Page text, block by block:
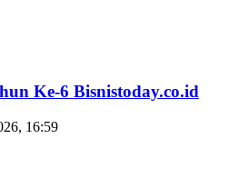
Ke-6 Bisnistoday.co.id
16:59